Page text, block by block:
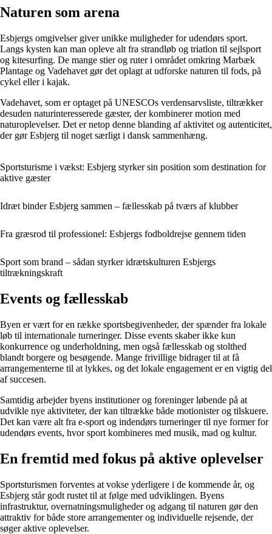
Naturen som arena
Esbjergs omgivelser giver unikke muligheder for udendørs sport.
Langs kysten kan man opleve alt fra strandløb og triatlon til sejlsport
og kitesurfing. De mange stier og ruter i området omkring Marbæk
Plantage og Vadehavet gør det oplagt at udforske naturen til fods, på
cykel eller i kajak.
Vadehavet, som er optaget på UNESCOs verdensarvsliste, tiltrækker
desuden naturinteresserede gæster, der kombinerer motion med
naturoplevelser. Det er netop denne blanding af aktivitet og autenticitet,
der gør Esbjerg til noget særligt i dansk sammenhæng.
Sportsturisme i vækst: Esbjerg styrker sin position som destination for
aktive gæster
Idræt binder Esbjerg sammen – fællesskab på tværs af klubber
Fra græsrod til professionel: Esbjergs fodboldrejse gennem tiden
Sport som brand – sådan styrker idrætskulturen Esbjergs
tiltrækningskraft
Events og fællesskab
Byen er vært for en række sportsbegivenheder, der spænder fra lokale
løb til internationale turneringer. Disse events skaber ikke kun
konkurrence og underholdning, men også fællesskab og stolthed
blandt borgere og besøgende. Mange frivillige bidrager til at få
arrangementerne til at lykkes, og det lokale engagement er en vigtig del
af succesen.
Samtidig arbejder byens institutioner og foreninger løbende på at
udvikle nye aktiviteter, der kan tiltrække både motionister og tilskuere.
Det kan være alt fra e-sport og indendørs turneringer til nye former for
udendørs events, hvor sport kombineres med musik, mad og kultur.
En fremtid med fokus på aktive oplevelser
Sportsturismen forventes at vokse yderligere i de kommende år, og
Esbjerg står godt rustet til at følge med udviklingen. Byens
infrastruktur, overnatningsmuligheder og adgang til naturen gør den
attraktiv for både store arrangementer og individuelle rejsende, der
søger aktive oplevelser.